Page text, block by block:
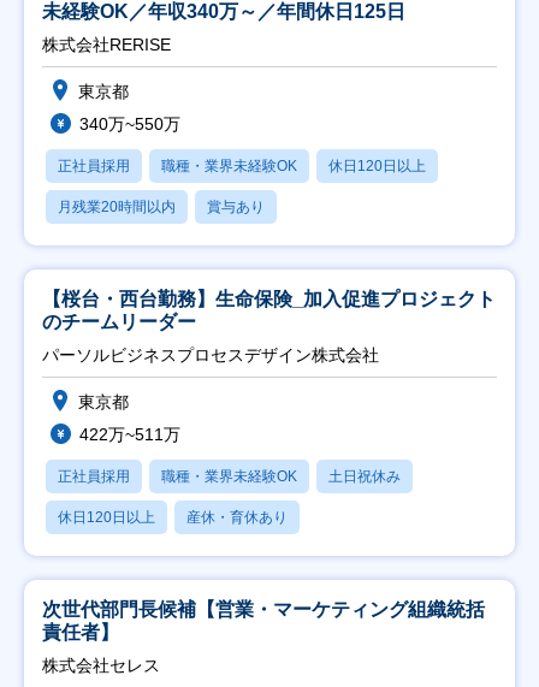
未経験OK／年収340万～／年間休日125日
株式会社RERISE
東京都
340万~550万
正社員採用 職種・業界未経験OK 休日120日以上
月残業20時間以内 賞与あり
【桜台・西台勤務】生命保険_加入促進プロジェクト
のチームリーダー
パーソルビジネスプロセスデザイン株式会社
東京都
422万~511万
正社員採用 職種・業界未経験OK 土日祝休み
休日120日以上 産休・育休あり
次世代部門長候補【営業・マーケティング組織統括
責任者】
株式会社セレス